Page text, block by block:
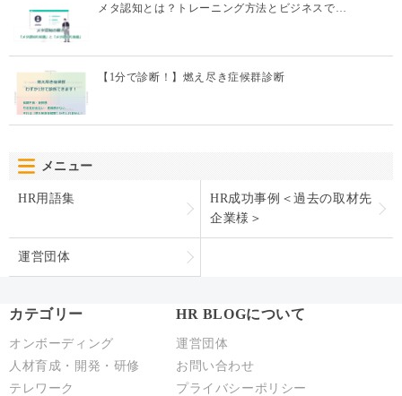
メタ認知とは？トレーニング方法とビジネスで…
【1分で診断！】燃え尽き症候群診断
メニュー
HR用語集
HR成功事例＜過去の取材先
企業様＞
運営団体
カテゴリー
オンボーディング
人材育成・開発・研修
テレワーク
HR BLOGについて
運営団体
お問い合わせ
プライバシーポリシー